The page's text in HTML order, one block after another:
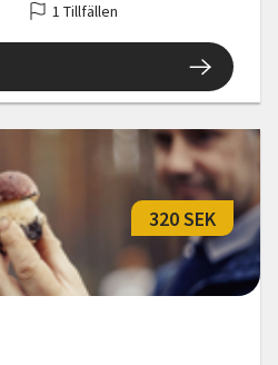
1 Tillfällen
320 SEK